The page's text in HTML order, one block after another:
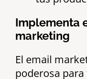
Implementa
marketing
El email
poderosa